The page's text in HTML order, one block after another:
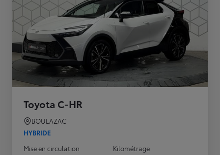
Toyota C-HR
BOULAZAC
HYBRIDE
Mise en circulation
Kilométrage